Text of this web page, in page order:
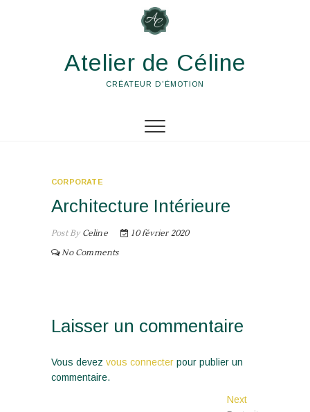
Atelier de Céline
CRÉATEUR D'ÉMOTION
CORPORATE
Architecture Intérieure
Post ByCeline
10 février 2020
No Comments
Laisser un commentaire
Vous devez vous connecter pour publier un
commentaire.
NextNext